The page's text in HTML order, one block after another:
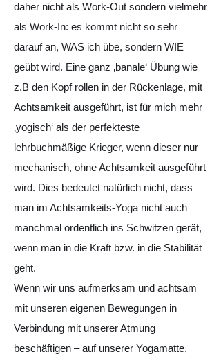
daher nicht als Work-Out sondern vielmehr
als Work-In: es kommt nicht so sehr
darauf an, WAS ich übe, sondern WIE
geübt wird. Eine ganz ‚banale‘ Übung wie
z.B den Kopf rollen in der Rückenlage, mit
Achtsamkeit ausgeführt, ist für mich mehr
‚yogisch‘ als der perfekteste
lehrbuchmäßige Krieger, wenn dieser nur
mechanisch, ohne Achtsamkeit ausgeführt
wird. Dies bedeutet natürlich nicht, dass
man im Achtsamkeits-Yoga nicht auch
manchmal ordentlich ins Schwitzen gerät,
wenn man in die Kraft bzw. in die Stabilität
geht.
Wenn wir uns aufmerksam und achtsam
mit unseren eigenen Bewegungen in
Verbindung mit unserer Atmung
beschäftigen – auf unserer Yogamatte,